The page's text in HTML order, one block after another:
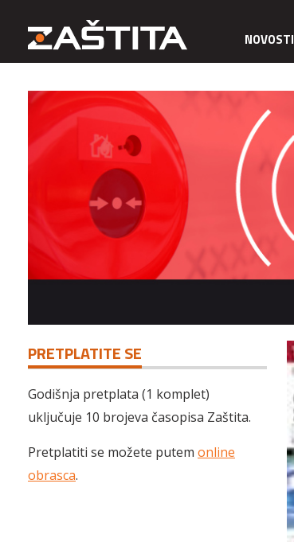
NOVOSTI
PRETPLATITE SE
Godišnja pretplata (1 komplet)
uključuje 10 brojeva časopisa Zaštita.
Pretplatiti se možete putem online
obrasca.